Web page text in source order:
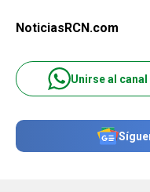
NoticiasRCN.com
Unirse al canal